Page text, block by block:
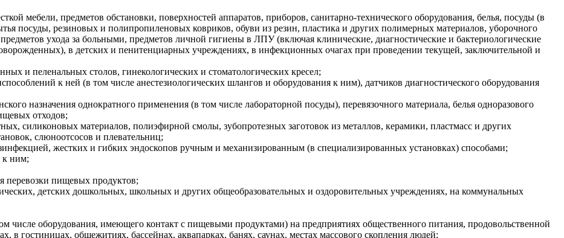
мебели, предметов обстановки, поверхностей аппаратов, приборов, санитарно-технического оборудования, белья, посуды (в
посуды, резиновых и полипропиленовых ковриков, обуви из резин, пластика и других полимерных материалов, уборочного
ухода за больными, предметов личной гигиены в ЛПУ (включая клинические, диагностические и бактериологические
в детских и пенитенциарных учреждениях, в инфекционных очагах при проведении текущей, заключительной и
и пеленальных столов, гинекологических и стоматологических кресел;
к ней (в том числе анестезиологических шлангов и оборудования к ним), датчиков диагностического оборудования
назначения однократного применения (в том числе лабораторной посуды), перевязочного материала, белья одноразового
отходов;
силиконовых материалов, полиэфирной смолы, зубопротезных заготовок из металлов, керамики, пластмасс и других
слюноотсосов и плевательниц;
жестких и гибких эндоскопов ручным и механизированным (в специализированных установках) способами;
к ним;
перевозки пищевых продуктов;
детских дошкольных, школьных и других общеобразовательных и оздоровительных учреждениях, на коммунальных
числе оборудования, имеющего контакт с пищевыми продуктами) на предприятиях общественного питания, продовольственной
в гостиницах, общежитиях, бассейнах, аквапарках, банях, саунах, местах массового скопления людей;